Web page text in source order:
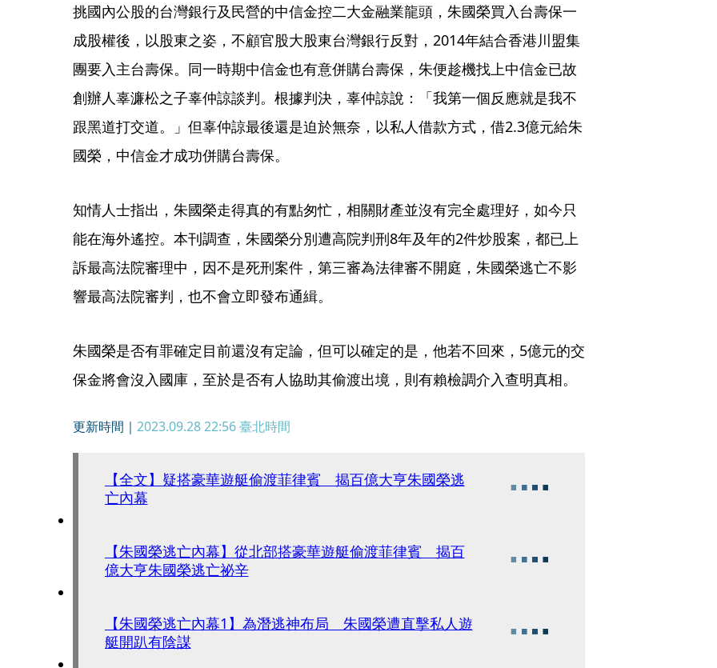
挑國內公股的台灣銀行及民營的中信金控二大金融業龍頭，朱國榮買入台壽保一
成股權後，以股東之姿，不顧官股大股東台灣銀行反對，2014年結合香港川盟集
團要入主台壽保。同一時期中信金也有意併購台壽保，朱便趁機找上中信金已故
創辦人辜濂松之子辜仲諒談判。根據判決，辜仲諒說：「我第一個反應就是我不
跟黑道打交道。」但辜仲諒最後還是迫於無奈，以私人借款方式，借2.3億元給朱
國榮，中信金才成功併購台壽保。
知情人士指出，朱國榮走得真的有點匆忙，相關財產並沒有完全處理好，如今只
能在海外遙控。本刊調查，朱國榮分別遭高院判刑8年及年的2件炒股案，都已上
訴最高法院審理中，因不是死刑案件，第三審為法律審不開庭，朱國榮逃亡不影
響最高法院審判，也不會立即發布通緝。
朱國榮是否有罪確定目前還沒有定論，但可以確定的是，他若不回來，5億元的交
保金將會沒入國庫，至於是否有人協助其偷渡出境，則有賴檢調介入查明真相。
更新時間｜ 2023.09.28 22:56臺北時間
【全文】疑搭豪華遊艇偷渡菲律賓 揭百億大亨朱國榮逃
亡內幕
【朱國榮逃亡內幕】從北部搭豪華遊艇偷渡菲律賓 揭百
億大亨朱國榮逃亡祕辛
【朱國榮逃亡內幕1】為潛逃神布局 朱國榮遭直擊私人遊
艇開趴有陰謀